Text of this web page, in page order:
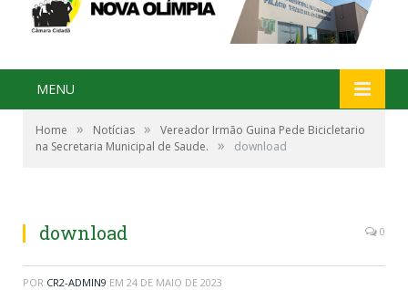
MENU
Home » Notícias »
Vereador Irmão Guina Pede Bicicletario
na Secretaria Municipal de Saude.
» download
download 0
POR CR2-ADMIN9 EM 24 DE MAIO DE 2023